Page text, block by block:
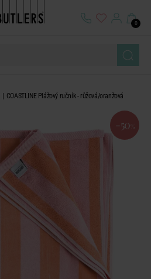
0
COASTLINE Plážový ručník - růžová/oranžová
-50 %